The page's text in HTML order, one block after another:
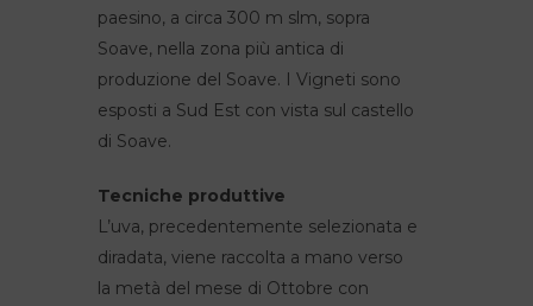
paesino, a circa 300 m slm, sopra
Soave, nella zona più antica di
produzione del Soave. I Vigneti sono
esposti a Sud Est con vista sul castello
di Soave.
Tecniche produttive
L’uva, precedentemente selezionata e
diradata, viene raccolta a mano verso
la metà del mese di Ottobre con